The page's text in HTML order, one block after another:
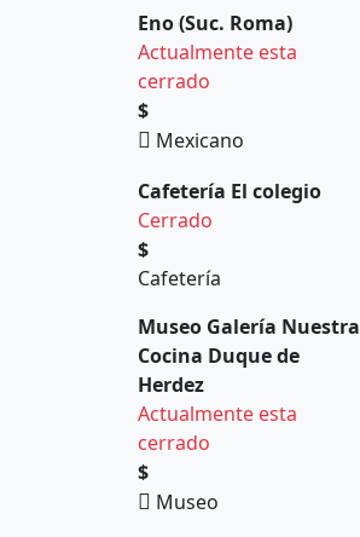
Eno (Suc. Roma)
Actualmente esta
cerrado
$
Mexicano
Cafetería El colegio
Cerrado
$
Cafetería
Museo Galería Nuestra
Cocina Duque de
Herdez
Actualmente esta
cerrado
$
Museo